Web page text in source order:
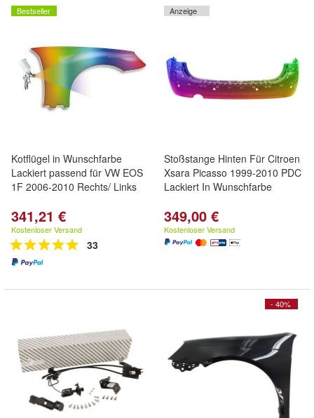
Bestseller
Kotflügel in Wunschfarbe
Lackiert passend für VW EOS
1F 2006-2010 Rechts/ Links
341,21 €
Kostenloser Versand
33
Anzeige
Stoßstange Hinten Für Citroen
Xsara Picasso 1999-2010 PDC
Lackiert In Wunschfarbe
349,00 €
Kostenloser Versand
- 40%